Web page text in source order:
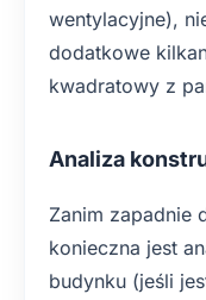
wentylacyjne),
dodatkowe
kwadratowy z
Analiza
Zanim zapadnie
konieczna jest
budynku (jeśli